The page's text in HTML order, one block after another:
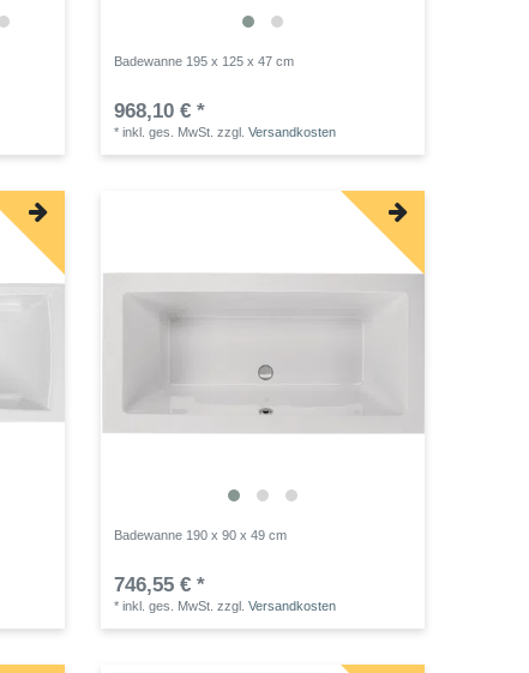
Badewanne 195 x 125 x 47 cm
968,10 € *
*inkl. ges. MwSt. zzgl.Versandkosten
Badewanne 190 x 90 x 49 cm
746,55 € *
*inkl. ges. MwSt. zzgl.Versandkosten